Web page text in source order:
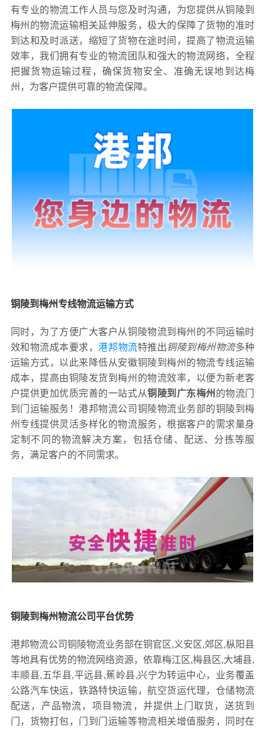
有专业的物流工作人员与您及时沟通，为您提供从铜陵到
梅州的物流运输相关延伸服务，极大的保障了货物的准时
到达和及时派送，缩短了货物在途时间，提高了物流运输
效率，我们拥有专业的物流团队和强大的物流网络，全程
把握货物运输过程，确保货物安全、准确无误地到达梅
州，为客户提供可靠的物流保障。
铜陵到梅州专线物流运输方式
同时，为了方便广大客户从铜陵物流到梅州的不同运输时
效和物流成本要求，港邦物流特推出铜陵到梅州物流多种
运输方式，以此来降低从安徽铜陵到梅州的物流专线运输
成本，提高由铜陵发货到梅州的物流效率，以便为新老客
户提供更加优质完善的一站式从铜陵到广东梅州 的物流门
到门运输服务！港邦物流公司铜陵物流业务部的铜陵到梅
州专线提供灵活多样化的物流服务，根据客户的需求量身
定制不同的物流解决方案，包括仓储、配送、分拣等服
务，满足客户的不同需求。
铜陵到梅州物流公司平台优势
港邦物流公司铜陵物流业务部在铜官区,义安区,郊区,枞阳县
等地具有优势的物流网络资源，依靠梅江区,梅县区,大埔县,
丰顺县,五华县,平远县,蕉岭县,兴宁为转运中心，业务覆盖
公路汽车快运，铁路特快运输，航空货运代理，仓储物流
配送，产品物流，项目物流，并提供上门取货，送货到
门，货物打包，门到门运输等物流相关增值服务，同时在